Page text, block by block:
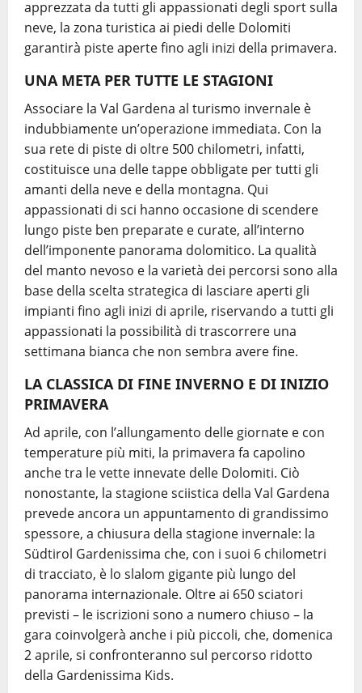
apprezzata da tutti gli appassionati degli sport sulla
neve, la zona turistica ai piedi delle Dolomiti
garantirà piste aperte fino agli inizi della primavera.
UNA META PER TUTTE LE STAGIONI
Associare la Val Gardena al turismo invernale è
indubbiamente un’operazione immediata. Con la
sua rete di piste di oltre 500 chilometri, infatti,
costituisce una delle tappe obbligate per tutti gli
amanti della neve e della montagna. Qui
appassionati di sci hanno occasione di scendere
lungo piste ben preparate e curate, all’interno
dell’imponente panorama dolomitico. La qualità
del manto nevoso e la varietà dei percorsi sono alla
base della scelta strategica di lasciare aperti gli
impianti fino agli inizi di aprile, riservando a tutti gli
appassionati la possibilità di trascorrere una
settimana bianca che non sembra avere fine.
LA CLASSICA DI FINE INVERNO E DI INIZIO
PRIMAVERA
Ad aprile, con l’allungamento delle giornate e con
temperature più miti, la primavera fa capolino
anche tra le vette innevate delle Dolomiti. Ciò
nonostante, la stagione sciistica della Val Gardena
prevede ancora un appuntamento di grandissimo
spessore, a chiusura della stagione invernale: la
Südtirol Gardenissima che, con i suoi 6 chilometri
di tracciato, è lo slalom gigante più lungo del
panorama internazionale. Oltre ai 650 sciatori
previsti – le iscrizioni sono a numero chiuso – la
gara coinvolgerà anche i più piccoli, che, domenica
2 aprile, si confronteranno sul percorso ridotto
della Gardenissima Kids.